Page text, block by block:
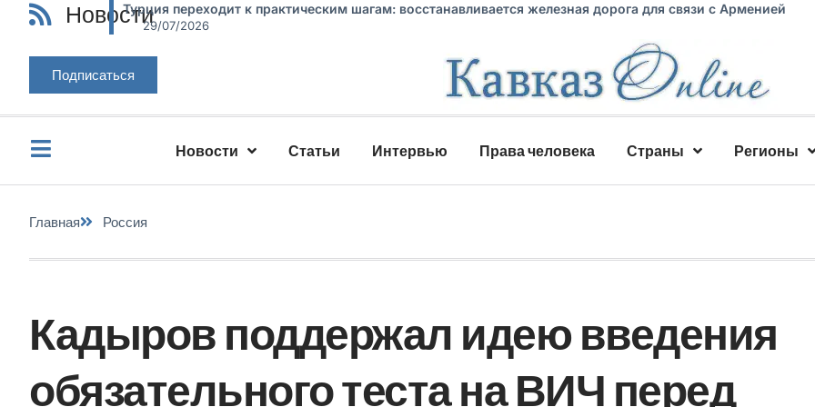
НовостиТурция переходит к практическим шагам: восстанавливается железная дорога для связи с Арменией
29/07/2026
Подписаться
Новости Статьи Интервью Права человека Страны Регионы
Главная Россия
Кадыров поддержал идею введения
обязательного теста на ВИЧ перед